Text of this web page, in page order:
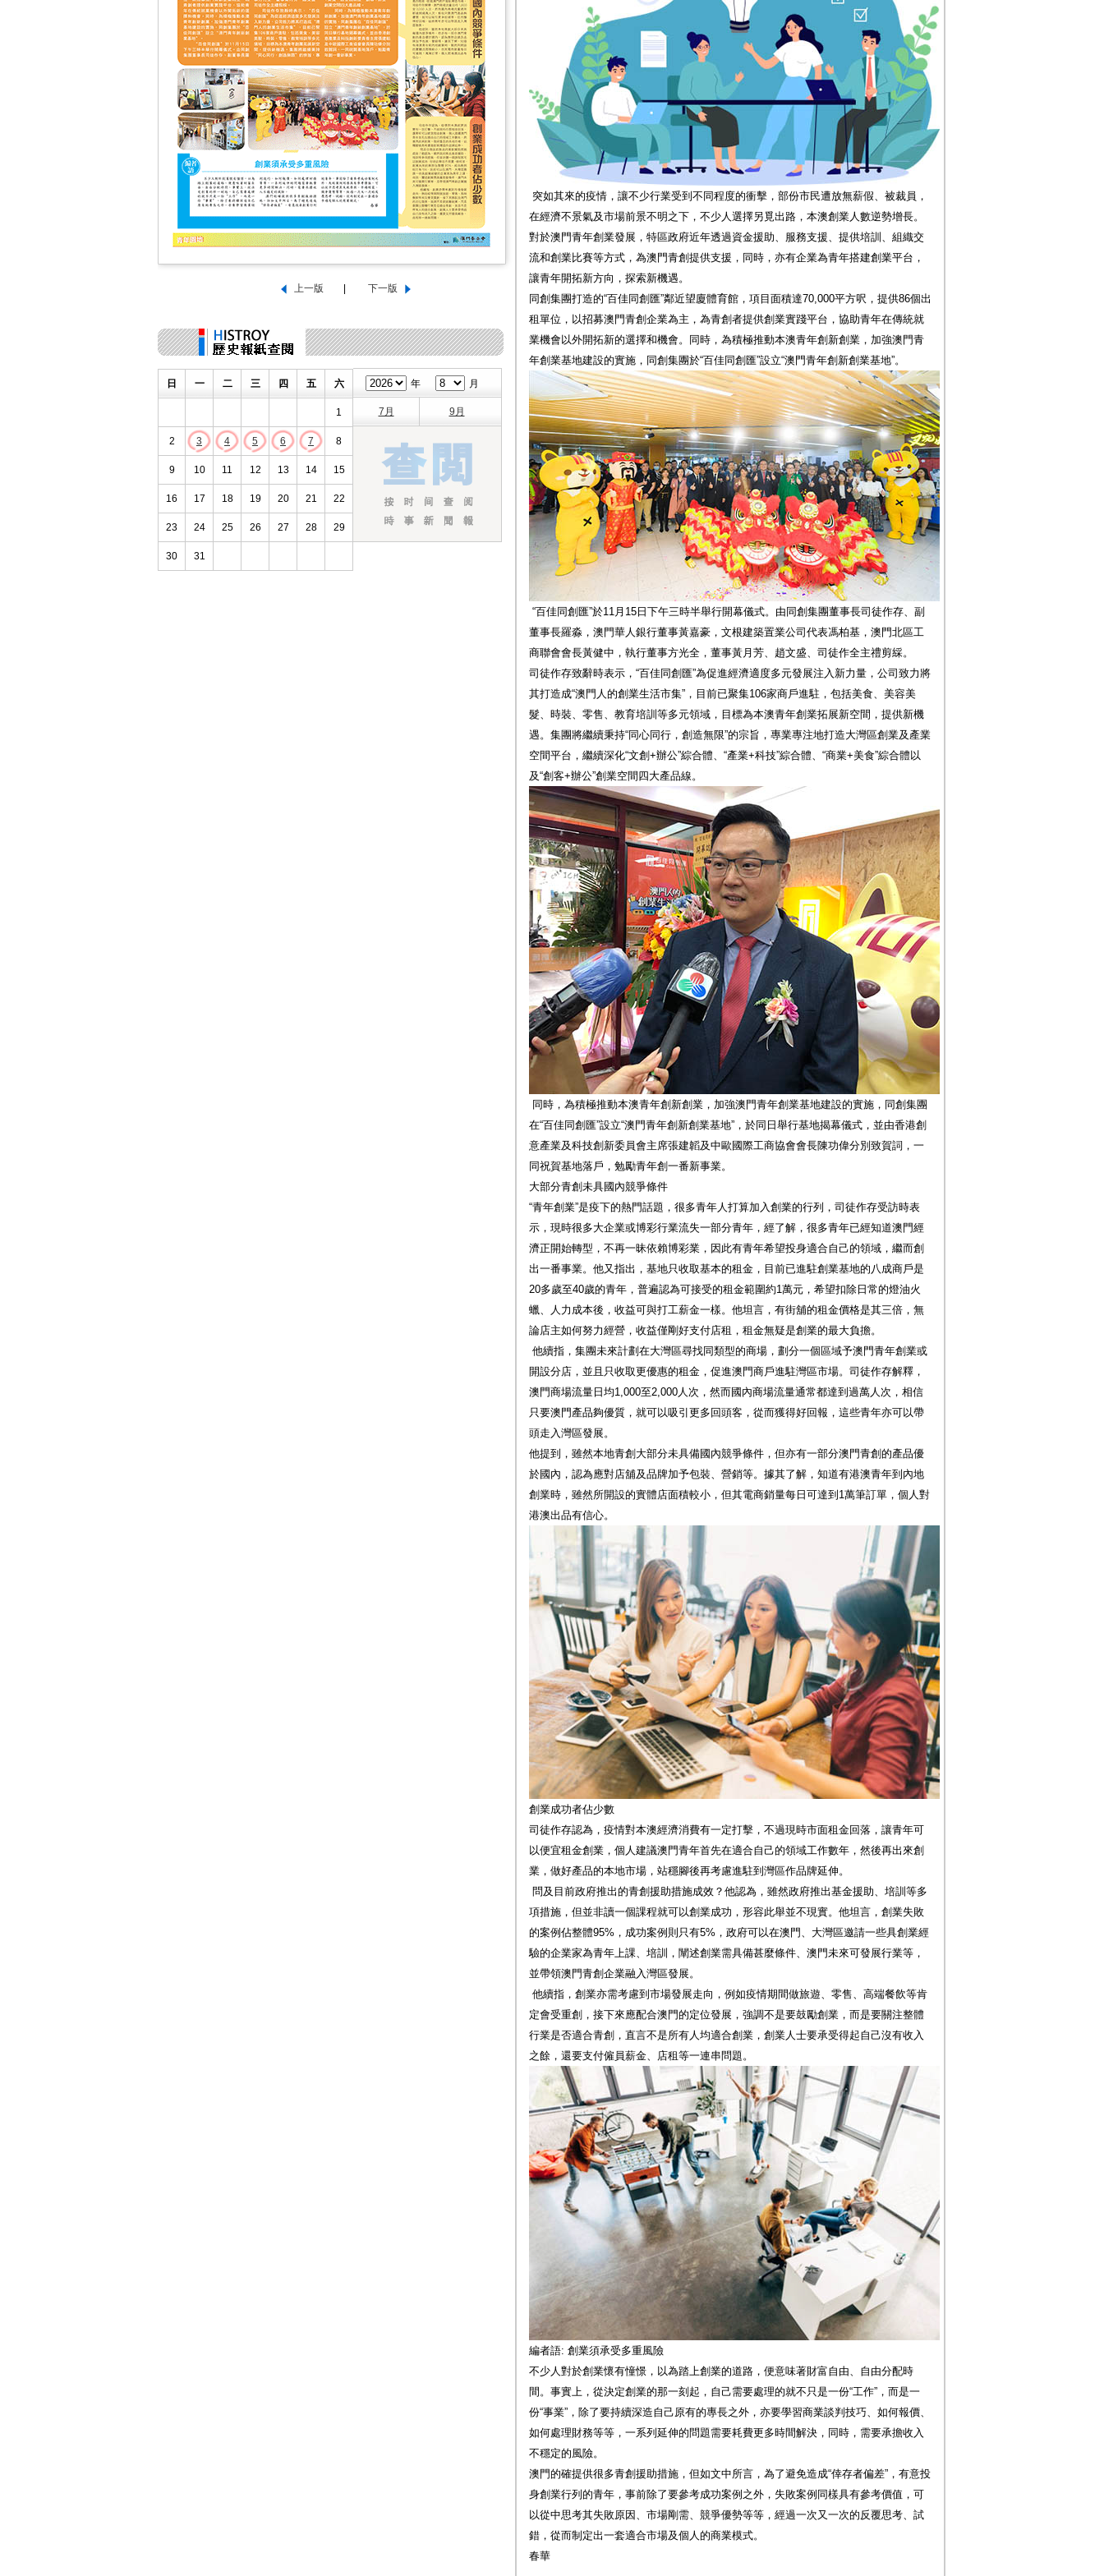
日 一 二 三 四 五 六
1
2 3 4 5 6 7 8
9 10 11 12 13 14 15
16 17 18 19 20 21 22
23 24 25 26 27 28 29
30 31
年 月
7月 9月
突如其來的疫情，讓不少行業受到不同程度的衝擊，部份市民遭放無薪假、被裁員，
在經濟不景氣及市場前景不明之下，不少人選擇另覓出路，本澳創業人數逆勢增長。
對於澳門青年創業發展，特區政府近年透過資金援助、服務支援、提供培訓、組織交
流和創業比賽等方式，為澳門青創提供支援，同時，亦有企業為青年搭建創業平台，
讓青年開拓新方向，探索新機遇。
同創集團打造的“百佳同創匯”鄰近望廈體育館，項目面積達70,000平方呎，提供86個出
租單位，以招募澳門青創企業為主，為青創者提供創業實踐平台，協助青年在傳統就
業機會以外開拓新的選擇和機會。同時，為積極推動本澳青年創新創業，加強澳門青
年創業基地建設的實施，同創集團於“百佳同創匯”設立“澳門青年創新創業基地”。
“百佳同創匯”於11月15日下午三時半舉行開幕儀式。由同創集團董事長司徒作存、副
董事長羅淼，澳門華人銀行董事黃嘉豪，文根建築置業公司代表馮柏基，澳門北區工
商聯會會長黃健中，執行董事方光全，董事黃月芳、趙文盛、司徒作全主禮剪綵。
司徒作存致辭時表示，“百佳同創匯”為促進經濟適度多元發展注入新力量，公司致力將
其打造成“澳門人的創業生活市集”，目前已聚集106家商戶進駐，包括美食、美容美
髮、時裝、零售、教育培訓等多元領域，目標為本澳青年創業拓展新空間，提供新機
遇。集團將繼續秉持“同心同行，創造無限”的宗旨，專業專注地打造大灣區創業及產業
空間平台，繼續深化“文創+辦公”綜合體、“產業+科技”綜合體、“商業+美食”綜合體以
及“創客+辦公”創業空間四大產品線。
同時，為積極推動本澳青年創新創業，加強澳門青年創業基地建設的實施，同創集團
在“百佳同創匯”設立“澳門青年創新創業基地”，於同日舉行基地揭幕儀式，並由香港創
意產業及科技創新委員會主席張建韜及中歐國際工商協會會長陳功偉分別致賀詞，一
同祝賀基地落戶，勉勵青年創一番新事業。
大部分青創未具國內競爭條件
“青年創業”是疫下的熱門話題，很多青年人打算加入創業的行列，司徒作存受訪時表
示，現時很多大企業或博彩行業流失一部分青年，經了解，很多青年已經知道澳門經
濟正開始轉型，不再一昧依賴博彩業，因此有青年希望投身適合自己的領域，繼而創
出一番事業。他又指出，基地只收取基本的租金，目前已進駐創業基地的八成商戶是
20多歲至40歲的青年，普遍認為可接受的租金範圍約1萬元，希望扣除日常的燈油火
蠟、人力成本後，收益可與打工薪金一樣。他坦言，有街舖的租金價格是其三倍，無
論店主如何努力經營，收益僅剛好支付店租，租金無疑是創業的最大負擔。
他續指，集團未來計劃在大灣區尋找同類型的商場，劃分一個區域予澳門青年創業或
開設分店，並且只收取更優惠的租金，促進澳門商戶進駐灣區市場。司徒作存解釋，
澳門商場流量日均1,000至2,000人次，然而國內商場流量通常都達到過萬人次，相信
只要澳門產品夠優質，就可以吸引更多回頭客，從而獲得好回報，這些青年亦可以帶
頭走入灣區發展。
他提到，雖然本地青創大部分未具備國內競爭條件，但亦有一部分澳門青創的產品優
於國內，認為應對店舖及品牌加予包裝、營銷等。據其了解，知道有港澳青年到內地
創業時，雖然所開設的實體店面積較小，但其電商銷量每日可達到1萬筆訂單，個人對
港澳出品有信心。
創業成功者佔少數
司徒作存認為，疫情對本澳經濟消費有一定打擊，不過現時市面租金回落，讓青年可
以便宜租金創業，個人建議澳門青年首先在適合自己的領域工作數年，然後再出來創
業，做好產品的本地市場，站穩腳後再考慮進駐到灣區作品牌延伸。
問及目前政府推出的青創援助措施成效？他認為，雖然政府推出基金援助、培訓等多
項措施，但並非讀一個課程就可以創業成功，形容此舉並不現實。他坦言，創業失敗
的案例佔整體95%，成功案例則只有5%，政府可以在澳門、大灣區邀請一些具創業經
驗的企業家為青年上課、培訓，闡述創業需具備甚麼條件、澳門未來可發展行業等，
並帶領澳門青創企業融入灣區發展。
他續指，創業亦需考慮到市場發展走向，例如疫情期間做旅遊、零售、高端餐飲等肯
定會受重創，接下來應配合澳門的定位發展，強調不是要鼓勵創業，而是要關注整體
行業是否適合青創，直言不是所有人均適合創業，創業人士要承受得起自己沒有收入
之餘，還要支付僱員薪金、店租等一連串問題。
編者語: 創業須承受多重風險
不少人對於創業懷有憧憬，以為踏上創業的道路，便意味著財富自由、自由分配時
間。事實上，從決定創業的那一刻起，自己需要處理的就不只是一份“工作”，而是一
份“事業”，除了要持續深造自己原有的專長之外，亦要學習商業談判技巧、如何報價、
如何處理財務等等，一系列延伸的問題需要耗費更多時間解決，同時，需要承擔收入
不穩定的風險。
澳門的確提供很多青創援助措施，但如文中所言，為了避免造成“倖存者偏差”，有意投
身創業行列的青年，事前除了要參考成功案例之外，失敗案例同樣具有參考價值，可
以從中思考其失敗原因、市場剛需、競爭優勢等等，經過一次又一次的反覆思考、試
錯，從而制定出一套適合市場及個人的商業模式。
春華